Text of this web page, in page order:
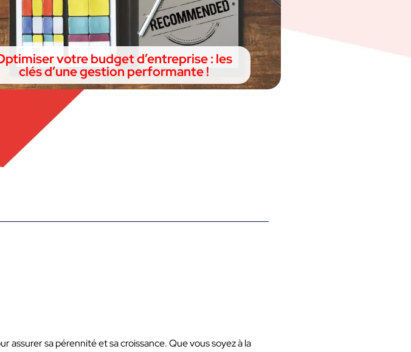
votre budget d’entreprise : les
clés d’une gestion performante !
assurer sa pérennité et sa croissance. Que vous soyez à la